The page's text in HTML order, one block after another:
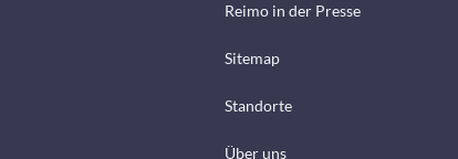
Reimo in der Presse
Sitemap
Standorte
Über uns